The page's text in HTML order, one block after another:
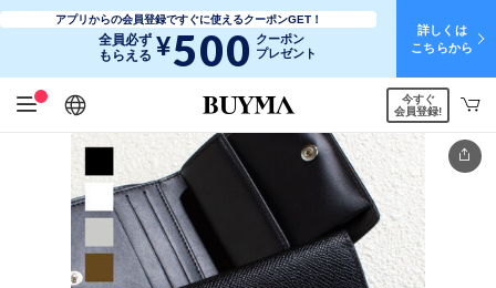
アプリからの会員登録ですぐに使えるクーポンGET！
全員必ず
もらえる ¥500 クーポン
プレゼント
詳しくは
こちらから
日本語
English
简体中文
繁體中文
今すぐ
会員登録!